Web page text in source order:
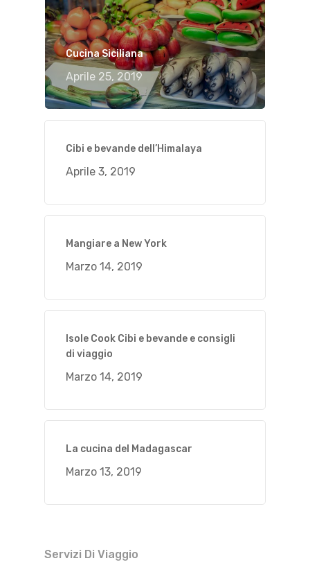
Cucina Siciliana
Aprile 25, 2019
Cibi e bevande dell’Himalaya
Aprile 3, 2019
Mangiare a New York
Marzo 14, 2019
Isole Cook Cibi e bevande e consigli
di viaggio
Marzo 14, 2019
La cucina del Madagascar
Marzo 13, 2019
Servizi Di Viaggio